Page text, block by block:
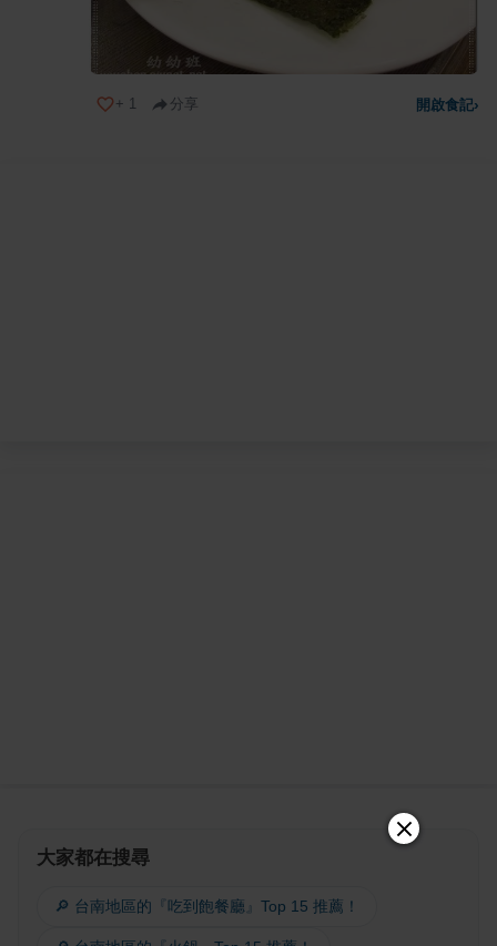
+ 1 分享 開啟食記›
大家都在搜尋
🔎 台南地區的『吃到飽餐廳』Top 15 推薦！